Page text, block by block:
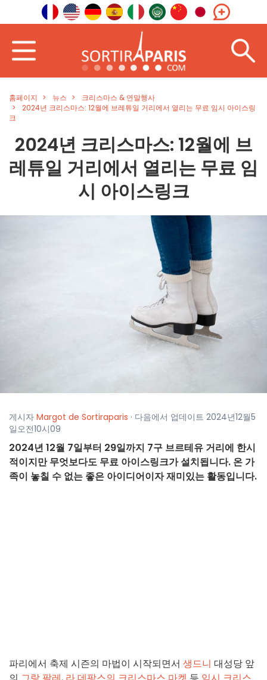
홈페이지 뉴스
크리스마스 & 연말행사
2024년 크리스마스: 12월에 브레튜일 거리에서 열리는 무료 임시 아이스링
크
2024년 크리스마스: 12월에 브
레튜일 거리에서 열리는 무료 임
시 아이스링크
게시자 Margot de Sortiraparis · 다음에서 업데이트 2024년12월5
일오전10시09
2024년 12월 7일부터 29일까지 7구 브르테유 거리에 한시
적이지만 무엇보다도 무료 아이스링크가 설치됩니다. 온 가
족이 놓칠 수 없는 좋은 아이디어이자 재미있는 활동입니다.
파리에서 축제 시즌의 마법이 시작되면서 생드니 대성당 앞